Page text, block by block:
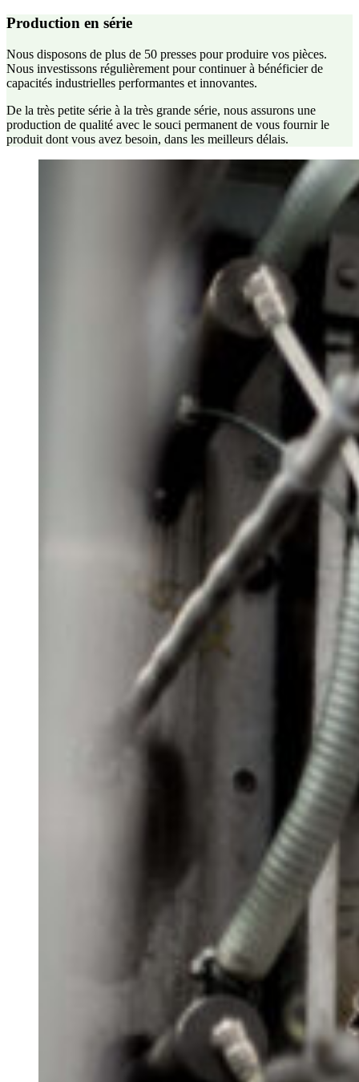
Production en série
Nous disposons de plus de 50 presses pour produire vos pièces.
Nous investissons régulièrement pour continuer à bénéficier de
capacités industrielles performantes et innovantes.
De la très petite série à la très grande série, nous assurons une
production de qualité avec le souci permanent de vous fournir le
produit dont vous avez besoin, dans les meilleurs délais.